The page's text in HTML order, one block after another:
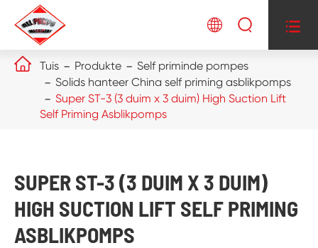
  
 Tuis Produkte
Self priminde pompes
Solids hanteer China self priming asblikpomps
Super ST-3 (3 duim x 3 duim) High Suction Lift
Self Priming Asblikpomps
SUPER ST-3 (3 DUIM X 3 DUIM)
HIGH SUCTION LIFT SELF PRIMING
ASBLIKPOMPS